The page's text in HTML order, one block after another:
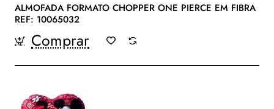
ALMOFADA FORMATO CHOPPER ONE PIERCE EM FIBRA
REF: 10065032
Comprar